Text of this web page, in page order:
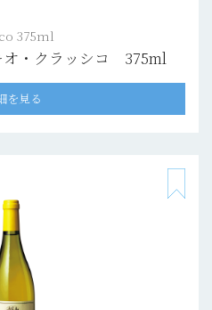
375ml
オ・クラッシコ 375ml
を見る